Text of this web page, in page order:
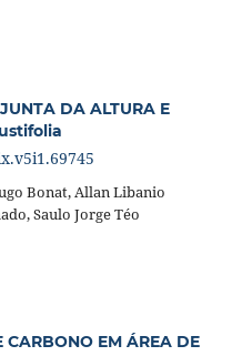
DA ALTURA E
Bonat, Allan Libanio
Saulo Jorge Téo
CARBONO EM ÁREA DE